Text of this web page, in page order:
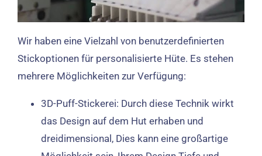
Wir haben eine Vielzahl von benutzerdefinierten
Stickoptionen für personalisierte Hüte. Es stehen
mehrere Möglichkeiten zur Verfügung:
3D-Puff-Stickerei: Durch diese Technik wirkt
das Design auf dem Hut erhaben und
dreidimensional, Dies kann eine großartige